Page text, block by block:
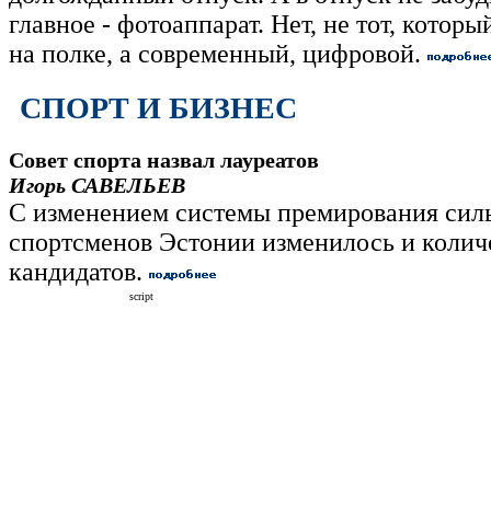
главное - фотоаппарат. Нет, не тот,
на полке, а современный, цифровой.
СПОРТ И БИЗНЕС
Совет спорта назвал лауреатов
Игорь САВЕЛЬЕВ
С изменением системы премирования
спортсменов Эстонии изменилось и
кандидатов.
script